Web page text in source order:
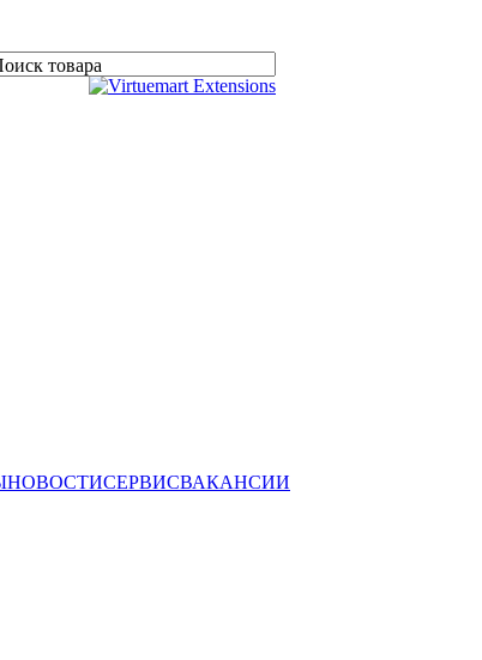
товара
НОВОСТИСЕРВИСВАКАНСИИ